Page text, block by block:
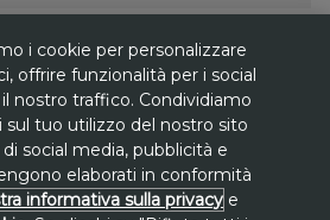
riferiti alprezzo più basso
giornisu www.avon.it, se
indicato.
i cookie per personalizzare
offrire funzionalità per i social
nostro traffico. Condividiamo
tuo utilizzo del nostro sito
social media, pubblicità e
elaborati in conformità
informativa sulla privacy e